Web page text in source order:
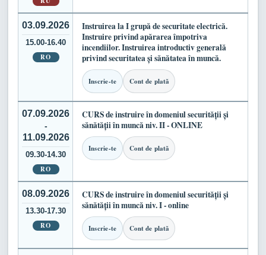
03.09.2026
15.00-16.40
RO
Instruirea la I grupă de securitate electrică.
Instruire privind apărarea împotriva
incendiilor. Instruirea introductiv generală
privind securitatea și sănătatea în muncă.
Inscrie-te Cont de plată
07.09.2026
-
11.09.2026
09.30-14.30
RO
CURS de instruire în domeniul securității și
sănătății în muncă niv. II - ONLINE
Inscrie-te Cont de plată
08.09.2026
13.30-17.30
RO
CURS de instruire în domeniul securității și
sănătății în muncă niv. I - online
Inscrie-te Cont de plată